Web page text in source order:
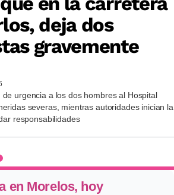
deja dos
gravemente
urgencia a los dos hombres al Hospital
severas, mientras autoridades inician la
responsabilidades
en Morelos, hoy